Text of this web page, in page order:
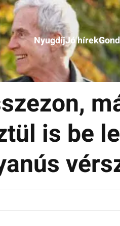
NyugdíjJó hírek
is be